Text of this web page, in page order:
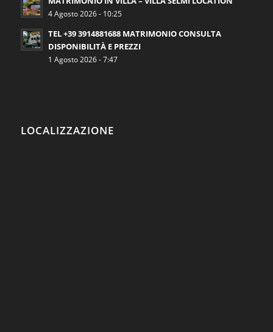
4 Agosto 2026 - 10:25
TEL +39 3914881688 MATRIMONIO CONSULTA
DISPONIBILITÀ E PREZZI
1 Agosto 2026 - 7:47
LOCALIZZAZIONE